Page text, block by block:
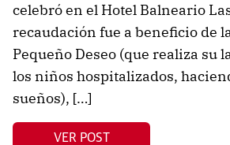
celebró en el Hotel Balneario
recaudación fue a beneficio de
Pequeño Deseo (que realiza su
los niños hospitalizados,
sueños), […]
VER POST